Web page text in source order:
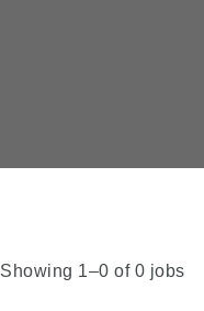
Showing 1–0 of 0 jobs